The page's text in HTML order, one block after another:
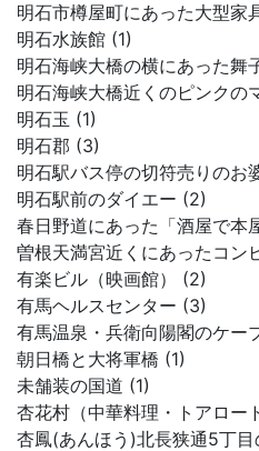
明石市樽屋町にあった大型家
明石水族館 (1)
明石海峡大橋の横にあった舞
明石海峡大橋近くのピンクの
明石玉 (1)
明石郡 (3)
明石駅バス停の切符売りのお
明石駅前のダイエー (2)
春日野道にあった「酒屋で本
曽根天満宮近くにあったコン
有楽ビル（映画館） (2)
有馬ヘルスセンター (3)
有馬温泉・兵衛向陽閣のケー
朝日橋と大将軍橋 (1)
未舗装の国道 (1)
杏花村（中華料理・トアロー
杏鳳(あんほう)北長狭通5丁